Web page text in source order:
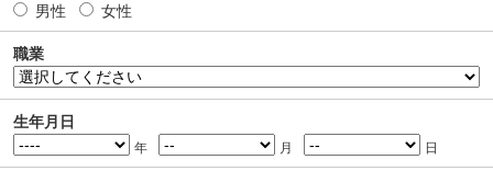
男性
女性
職業
生年月日
年 月 日